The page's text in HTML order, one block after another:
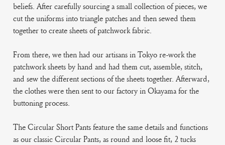
beliefs. After carefully sourcing a small collection of pieces, we
cut the uniforms into triangle patches and then sewed them
together to create sheets of patchwork fabric.
From there, we then had our artisans in Tokyo re-work the
patchwork sheets by hand and had them cut, assemble, stitch,
and sew the different sections of the sheets together. Afterward,
the clothes were then sent to our factory in Okayama for the
buttoning process.
The Circular Short Pants feature the same details and functions
as our classic Circular Pants, as round and loose fit, 2 tucks